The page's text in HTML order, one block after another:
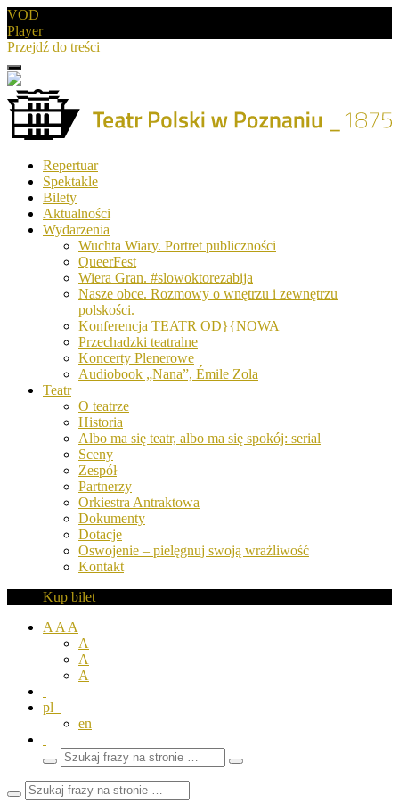
VOD
Player
Przejdź do treści
Menu
Drugie
logo
Teatr
Polski
Poznaniu
Repertuar
Spektakle
Bilety
Aktualności
Wydarzenia
Wuchta Wiary. Portret publiczności
QueerFest
Wiera Gran. #slowoktorezabija
Nasze obce. Rozmowy o wnętrzu i zewnętrzu
polskości.
Konferencja TEATR OD}{NOWA
Przechadzki teatralne
Koncerty Plenerowe
Audiobook „Nana”, Émile Zola
Teatr
O teatrze
Historia
Albo ma się teatr, albo ma się spokój: serial
Sceny
Zespół
Partnerzy
Orkiestra Antraktowa
Dokumenty
Dotacje
Oswojenie – pielęgnuj swoją wrażliwość
Kontakt
Kup bilet
A A A
A
A
A
pl
en
Wyszukaj
frazy
Zamknij